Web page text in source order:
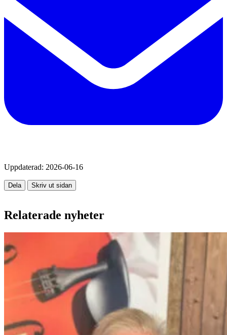
Uppdaterad: 2026-06-16
Dela Skriv ut sidan
Relaterade nyheter